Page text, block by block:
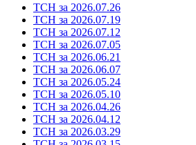
ТСН за 2026.07.26
ТСН за 2026.07.19
ТСН за 2026.07.12
ТСН за 2026.07.05
ТСН за 2026.06.21
ТСН за 2026.06.07
ТСН за 2026.05.24
ТСН за 2026.05.10
ТСН за 2026.04.26
ТСН за 2026.04.12
ТСН за 2026.03.29